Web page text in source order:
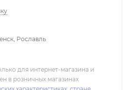
Рославль
для интернет-магазина и
в розничных магазинах